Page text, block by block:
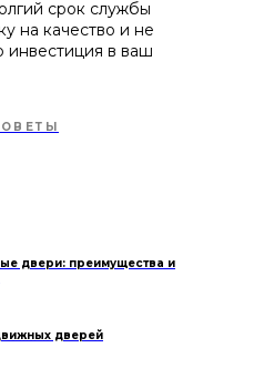
срок службы
на качество и не
инвестиция в ваш
двери: преимущества и
дверей